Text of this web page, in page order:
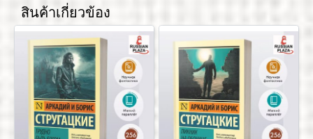
สินค้าเกี่ยวข้อง